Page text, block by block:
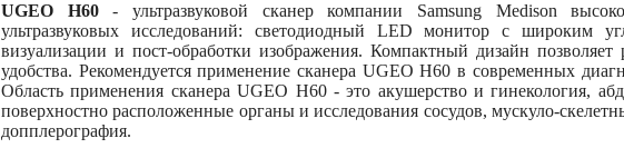
UGEO H60- ультразвуковой сканер компании Samsung Medison
ультразвуковых исследований: светодиодный LED монитор с широким
визуализации и пост-обработки изображения. Компактный дизайн
удобства. Рекомендуется применение сканера UGEO H60 в современных
Область применения сканера UGEO H60 - это акушерство и гинекология,
поверхностно расположенные органы и исследования сосудов, мускуло-
допплерография.